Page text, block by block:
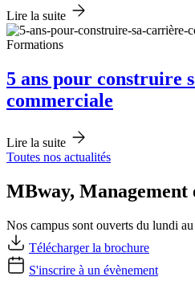
Lire la suite
Formations
5 ans pour construire
commerciale
Lire la suite
Toutes nos actualités
MBway, Management
Nos campus sont ouverts du lundi
Télécharger la brochure
S'inscrire à un évènement